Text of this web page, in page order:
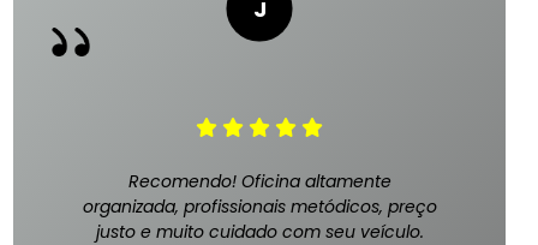
Recomendo! Oficina altamente
organizada, profissionais metódicos, preço
justo e muito cuidado com seu veículo.